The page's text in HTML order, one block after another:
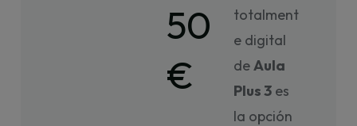
50
€
totalment
e digital
deAula
Plus 3 es
la opción